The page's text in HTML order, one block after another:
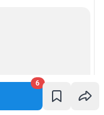
6